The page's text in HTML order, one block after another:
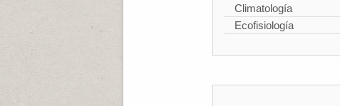
Climatología
Ecofisiología